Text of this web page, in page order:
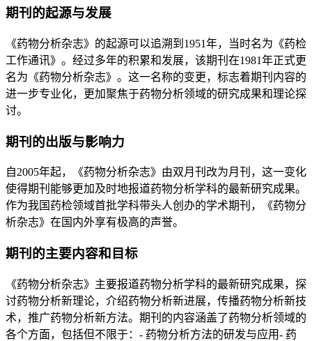
期刊的起源与发展
《药物分析杂志》的起源可以追溯到1951年，当时名为《药检
工作通讯》。经过多年的积累和发展，该期刊在1981年正式更
名为《药物分析杂志》。这一名称的变更，标志着期刊内容的
进一步专业化，更加聚焦于药物分析领域的研究成果和理论探
讨。
期刊的出版与影响力
自2005年起，《药物分析杂志》由双月刊改为月刊，这一变化
使得期刊能够更加及时地报道药物分析学科的最新研究成果。
作为我国药检领域首批学科带头人创办的学术期刊，《药物分
析杂志》在国内外享有极高的声誉。
期刊的主要内容和目标
《药物分析杂志》主要报道药物分析学科的最新研究成果，探
讨药物分析新理论，介绍药物分析新进展，传播药物分析新技
术，推广药物分析新方法。期刊的内容涵盖了药物分析领域的
各个方面，包括但不限于：- 药物分析方法的研发与应用- 药